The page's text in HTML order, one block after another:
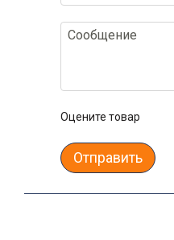
Оцените товар
Отправить